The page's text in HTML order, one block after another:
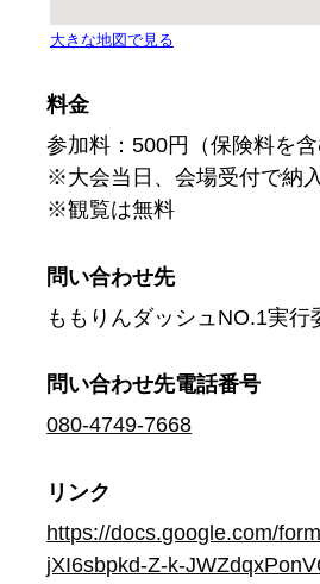
料金
参加料：500円（保険料を含
※大会当日、会場受付で納入
※観覧は無料
問い合わせ先
ももりんダッシュNO.1実行
問い合わせ先電話番号
080-4749-7668
リンク
https://docs.google.com/
jXI6sbpkd-Z-k-